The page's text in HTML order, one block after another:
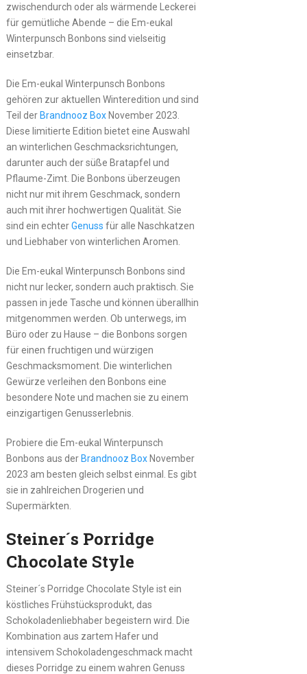
zwischendurch oder als wärmende Leckerei
für gemütliche Abende – die Em-eukal
Winterpunsch Bonbons sind vielseitig
einsetzbar.
Die Em-eukal Winterpunsch Bonbons
gehören zur aktuellen Winteredition und sind
Teil derBrandnooz BoxNovember 2023.
Diese limitierte Edition bietet eine Auswahl
an winterlichen Geschmacksrichtungen,
darunter auch der süße Bratapfel und
Pflaume-Zimt. Die Bonbons überzeugen
nicht nur mit ihrem Geschmack, sondern
auch mit ihrer hochwertigen Qualität. Sie
sind ein echterGenuss für alle Naschkatzen
und Liebhaber von winterlichen Aromen.
Die Em-eukal Winterpunsch Bonbons sind
nicht nur lecker, sondern auch praktisch. Sie
passen in jede Tasche und können überallhin
mitgenommen werden. Ob unterwegs, im
Büro oder zu Hause – die Bonbons sorgen
für einen fruchtigen und würzigen
Geschmacksmoment. Die winterlichen
Gewürze verleihen den Bonbons eine
besondere Note und machen sie zu einem
einzigartigen Genusserlebnis.
Probiere die Em-eukal Winterpunsch
Bonbons aus derBrandnooz BoxNovember
2023 am besten gleich selbst einmal. Es gibt
sie in zahlreichen Drogerien und
Supermärkten.
Steiner´s Porridge
Chocolate Style
Steiner´s Porridge Chocolate Style ist ein
köstliches Frühstücksprodukt, das
Schokoladenliebhaber begeistern wird. Die
Kombination aus zartem Hafer und
intensivem Schokoladengeschmack macht
dieses Porridge zu einem wahren Genuss